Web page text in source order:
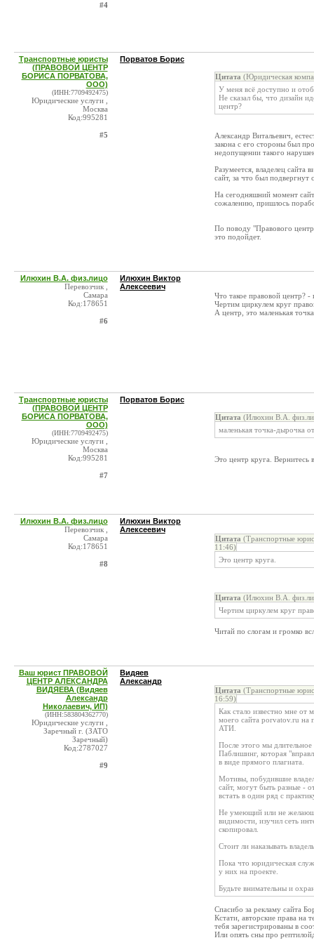
#4
Транспортные юристы
(ПРАВОВОЙ ЦЕНТР
БОРИСА ПОРВАТОВА,
ООО)
(ИНН:7709492475)
Юридические услуги ,
Москва
Код:995281
#5
Порватов Борис
Цитата (Юридическая
У меня всё доступно и
Не сказал бы, что дизайн
центр?
Александр Витальевич,
закона с его стороны был
недопущении такого
Разумеется, владелец сайта
сайт, за что был
На сегодняшний момент
сожалению, пришлось
По поводу "Правового
это подойдет.
Илюхин В.А. физ.лицо
Перевозчик ,
Самара
Код:178651
#6
Илюхин Виктор
Алексеевич
Что такое правовой центр?
Чертим циркулем круг
А центр, это маленькая
Транспортные юристы
(ПРАВОВОЙ ЦЕНТР
БОРИСА ПОРВАТОВА,
ООО)
(ИНН:7709492475)
Юридические услуги ,
Москва
Код:995281
#7
Порватов Борис
Цитата (Илюхин В.А.
маленькая точка-дырочка
Это центр круга. Вернитесь
Илюхин В.А. физ.лицо
Перевозчик ,
Самара
Код:178651
#8
Илюхин Виктор
Алексеевич
Цитата (Транспортные
11:46)
Это центр круга.
Цитата (Илюхин В.А.
Чертим циркулем круг
Читай по слогам и громко
Ваш юрист ПРАВОВОЙ
ЦЕНТР АЛЕКСАНДРА
ВИДЯЕВА (Видяев
Александр
Николаевич, ИП)
(ИНН:583804362770)
Юридические услуги ,
Заречный г. (ЗАТО
Заречный)
Код:2787027
#9
Видяев
Александр
Цитата (Транспортные
16:59)
Как стало известно мне от
моего сайта porvatov.ru на
АТИ.
После этого мы
Паблишинг, которая
в виде прямого плагиата.
Мотивы, побудившие
сайт, могут быть разные -
встать в один ряд с
Не умеющий или не
видимости, изучил сеть
скопировал.
Стоит ли наказывать
Пока что юридическая
у них на проекте.
Будьте внимательны и
Спасибо за рекламу сайта
Кстати, авторские права на
тебя зарегистрированы в
Или опять сны про